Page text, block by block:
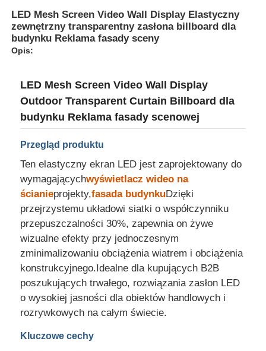
Wycieczka po fabryce
Skontaktuj się z nami
Nowości
Wszystkie przypadki
Poproś o wycenę
Ekran siatki LED
Wyświetlacz siatki LED
Przezroczysty ekran filmu LED
LED Mesh Screen Video Wall Display Elastyczny
zewnętrzny transparentny zasłona billboard dla
budynku Reklama fasady sceny
Opis:
LED Mesh Screen Video Wall Display
Outdoor Transparent Curtain Billboard dla
budynku Reklama fasady scenowej
Przegląd produktu
Ten elastyczny ekran LED jest zaprojektowany do
wymagającychwyświetlacz wideo na
ścianieprojekty,fasada budynkuDzięki
przejrzystemu układowi siatki o współczynniku
przepuszczalności 30%, zapewnia on żywe
wizualne efekty przy jednoczesnym
zminimalizowaniu obciążenia wiatrem i obciążenia
konstrukcyjnego.Idealne dla kupujących B2B
poszukujących trwałego, rozwiązania zasłon LED
o wysokiej jasności dla obiektów handlowych i
rozrywkowych na całym świecie.
Kluczowe cechy